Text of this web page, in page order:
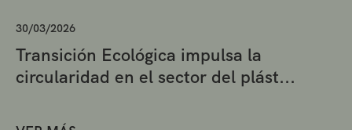
30/03/2026
Transición Ecológica impulsa la
circularidad en el sector del plást...